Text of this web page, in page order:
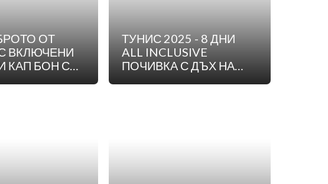
ОТ
КАП БОН С
ТУНИС 2025 - 8 ДНИ
ALL INCLUSIVE
ПОЧИВКА С ДЪХ НА